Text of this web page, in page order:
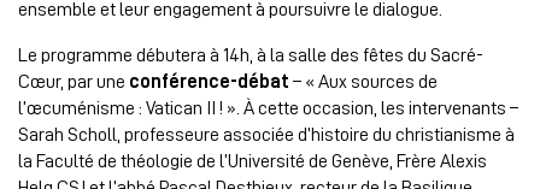
ensemble et leur engagement à poursuivre le dialogue.
Le programme débutera à 14h, à la salle des fêtes du Sacré-
Cœur, par une conférence-débat – « Aux sources de
l’œcuménisme : Vatican II ! ». À cette occasion, les intervenants –
Sarah Scholl, professeure associée d’histoire du christianisme à
la Faculté de théologie de l’Université de Genève, Frère Alexis